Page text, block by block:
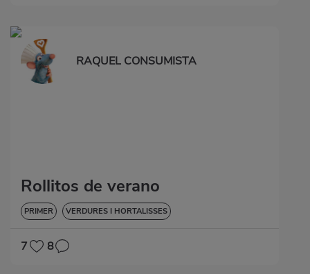
RAQUEL CONSUMISTA
Rollitos de verano
PRIMER VERDURES I HORTALISSES
7 8